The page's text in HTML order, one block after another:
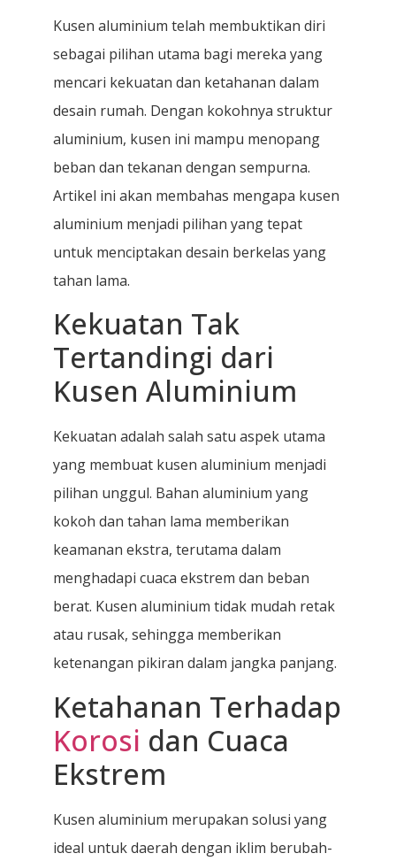
Kusen aluminium telah membuktikan diri
sebagai pilihan utama bagi mereka yang
mencari kekuatan dan ketahanan dalam
desain rumah. Dengan kokohnya struktur
aluminium, kusen ini mampu menopang
beban dan tekanan dengan sempurna.
Artikel ini akan membahas mengapa kusen
aluminium menjadi pilihan yang tepat
untuk menciptakan desain berkelas yang
tahan lama.
Kekuatan Tak
Tertandingi dari
Kusen Aluminium
Kekuatan adalah salah satu aspek utama
yang membuat kusen aluminium menjadi
pilihan unggul. Bahan aluminium yang
kokoh dan tahan lama memberikan
keamanan ekstra, terutama dalam
menghadapi cuaca ekstrem dan beban
berat. Kusen aluminium tidak mudah retak
atau rusak, sehingga memberikan
ketenangan pikiran dalam jangka panjang.
Ketahanan Terhadap
Korosi dan Cuaca
Ekstrem
Kusen aluminium merupakan solusi yang
ideal untuk daerah dengan iklim berubah-